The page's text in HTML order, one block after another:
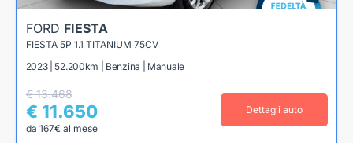
FORD FIESTA
FIESTA 5P 1.1 TITANIUM 75CV
2023 | 52.200km | Benzina | Manuale
€ 13.468
€ 11.650
da 167€ al mese
Dettagli auto